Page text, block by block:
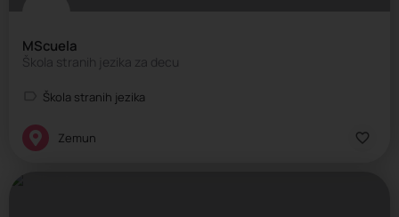
MScuela
Škola stranih jezika za decu
Škola stranih jezika
Zemun